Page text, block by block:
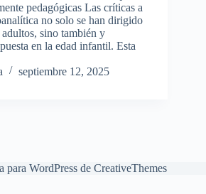
pedagógicas Las críticas a
no solo se han dirigido
sino también y
en la edad infantil. Esta
septiembre 12, 2025
WordPress de CreativeThemes